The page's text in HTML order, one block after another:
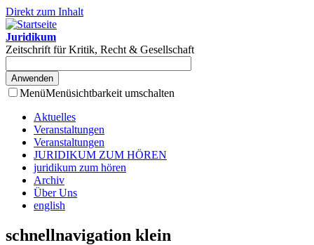
Direkt zum Inhalt
Juridikum
Zeitschrift für Kritik, Recht & Gesellschaft
MenüMenüsichtbarkeit umschalten
Aktuelles
Veranstaltungen
Veranstaltungen
JURIDIKUM ZUM HÖREN
juridikum zum hören
Archiv
Über Uns
english
schnellnavigation klein